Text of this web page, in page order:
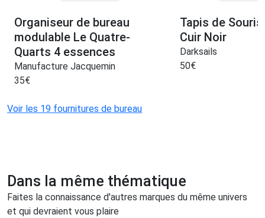
Organiseur de bureau
modulable Le Quatre-
Quarts 4 essences
Manufacture Jacquemin
35€
Tapis de
Cuir Noir
Darksails
50€
Voir les 19 fournitures de bureau
Dans la même thématique
Faites la connaissance d'autres marques du même univers
et qui devraient vous plaire